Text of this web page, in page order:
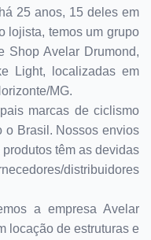
25 anos, 15 deles em
lojista, temos um grupo
Shop Avelar Drumond,
Light, localizadas em
MG.
marcas de ciclismo
o Brasil. Nossos envios
têm as devidas
distribuidores
a empresa Avelar
locação de estruturas e